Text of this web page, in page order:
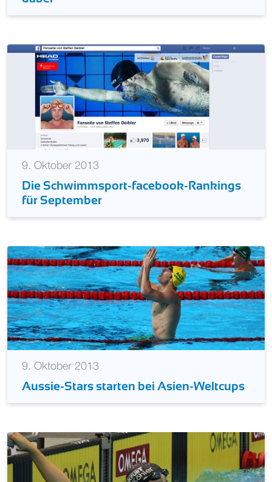
9. Oktober 2013
Die Schwimmsport-facebook-Rankings
für September
9. Oktober 2013
Aussie-Stars starten bei Asien-Weltcups